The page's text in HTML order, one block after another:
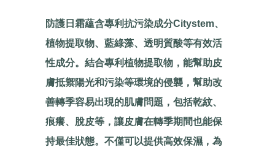
防護日霜蘊含專利抗污染成分Citystem、
植物提取物、藍綠藻、透明質酸等有效活
性成分。結合專利植物提取物，能幫助皮
膚抵禦陽光和污染等環境的侵襲，幫助改
善轉季容易出現的肌膚問題，包括乾紋、
痕癢、脫皮等，讓皮膚在轉季期間也能保
持最佳狀態。不僅可以提供高效保濕，為